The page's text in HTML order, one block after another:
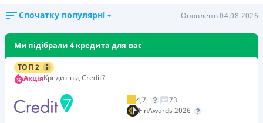
Спочатку популярні Оновлено 04.08.2026
Ми підібрали 4 кредита для вас
ТОП 2
АкціяКредит від Credit7
4,7
73
FinAwards 2026